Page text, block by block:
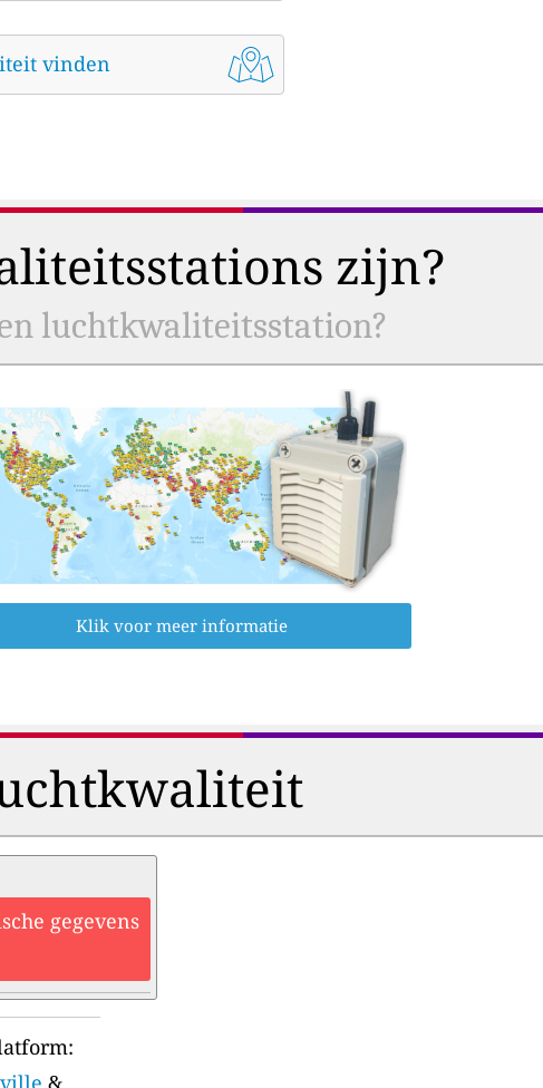
vinden
zijn?
luchtkwaliteitsstation?
Klik voor meer informatie
gegevens
&